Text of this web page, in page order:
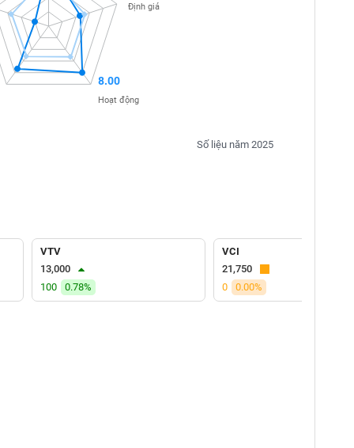
Số liệu năm 2025
Định giá
8.00
Hoạt động
VTV
13,000
100
0.78%
VCI
21,750
0
0.00%